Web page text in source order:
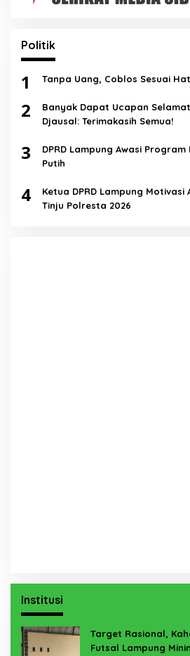
Politik
1 Tanpa Uang, Coblos Sesuai
2
Banyak Dapat Ucapan
Djausal: Terimakasih Semua!
3
DPRD Lampung Awasi
Putih
4
Ketua DPRD Lampung
Tinju Polresta 2026
Institusi
Target Rasional,
Futsal Lampung